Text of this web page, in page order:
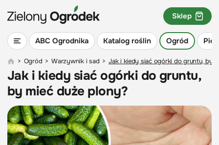
ABC Ogrodnika Katalog roślin Ogród
Sklep
> Ogród > Warzywnik i sad > Jak i kiedy siać ogórki do gruntu, by
Jak i kiedy siać ogórki do gruntu,
by mieć duże plony?